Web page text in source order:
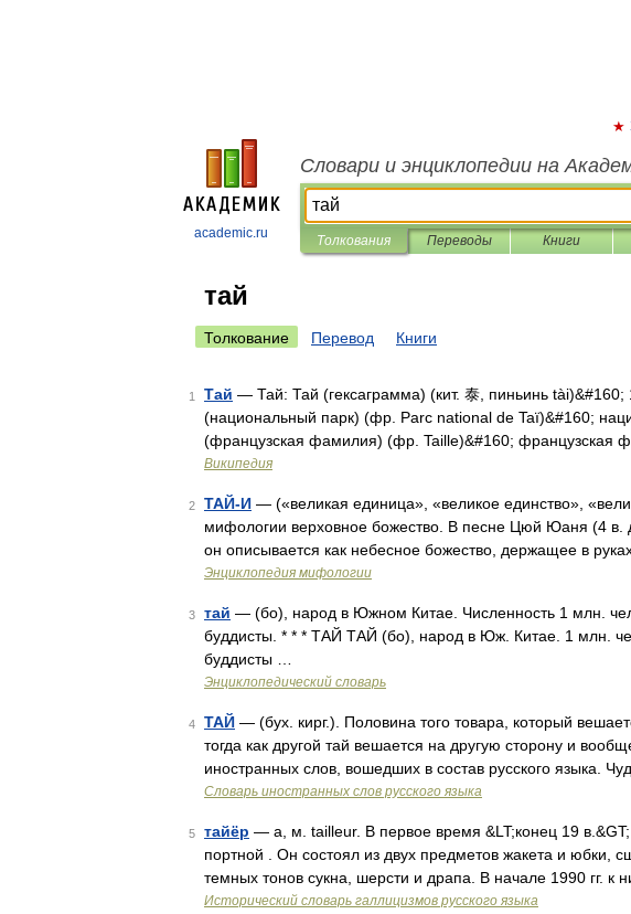
academic.ru
Словари и энциклопедии на
Толкования Переводы Книги
тай
Толкование Перевод Книги
1 Тай — Тай: Тай (гексаграмма) (кит. 泰, пиньинь
(национальный парк) (фр. Parc national de Taï)&#160;
(французская фамилия) (фр. Taille)&#160; французская
Википедия
2 ТАЙ-И — («великая единица», «великое единство»,
мифологии верховное божество. В песне Цюй Юаня (4
он описывается как небесное божество, держащее в
Энциклопедия мифологии
3 тай — (бо), народ в Южном Китае. Численность 1 млн.
буддисты. * * * ТАЙ ТАЙ (бо), народ в Юж. Китае. 1 млн.
буддисты …
Энциклопедический словарь
4 ТАЙ — (бух. кирг.). Половина того товара, который
тогда как другой тай вешается на другую сторону и
иностранных слов, вошедших в состав русского языка.
Словарь иностранных слов русского языка
5 тайёр — а, м. tailleur. В первое время &LT;конец 19
портной . Он состоял из двух предметов жакета и юбки,
темных тонов сукна, шерсти и драпа. В начале 1990 гг. к
Исторический словарь галлицизмов русского языка